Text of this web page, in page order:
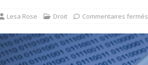
Lesa Rose Droit Commentaires fermés